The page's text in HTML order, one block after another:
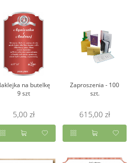
na butelkę
9 szt
5,00 zł
Zaproszenia - 100
szt.
615,00 zł